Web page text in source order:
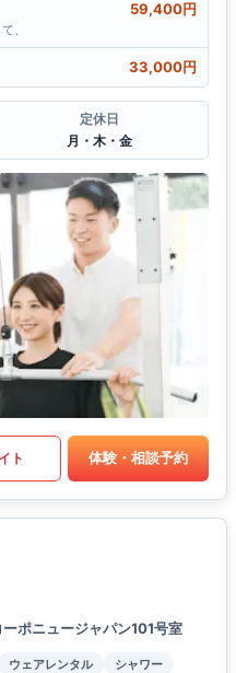
59,400円
、
33,000円
定休日
月・木・金
ト 体験・相談予約
ポニュージャパン101号室
ウェアレンタル
シャワー